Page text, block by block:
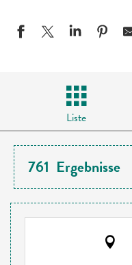
Liste
761 Ergebnisse